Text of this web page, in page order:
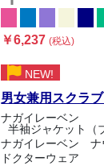
￥6,237(税込)
NEW!
男女兼用スクラ
ナガイレーベン
半袖ジャケット（
ナガイレーベン ナ
ドクターウェア